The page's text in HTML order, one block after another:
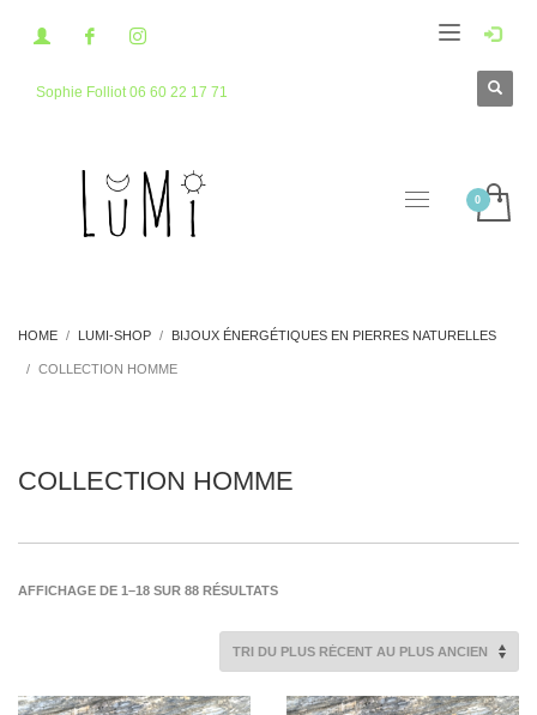
Sophie Folliot 06 60 22 17 71
HOME LUMI-SHOP BIJOUX ÉNERGÉTIQUES EN PIERRES NATURELLES
COLLECTION HOMME
COLLECTION HOMME
AFFICHAGE DE 1–18 SUR 88 RÉSULTATSTRIÉ
PLUS